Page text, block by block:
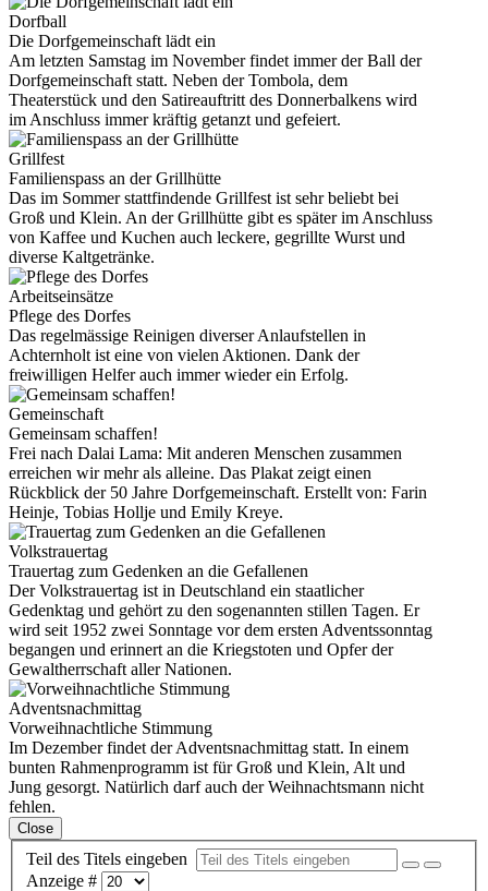
Dorfball
Die Dorfgemeinschaft lädt ein
Am letzten Samstag im November findet immer der Ball der
Dorfgemeinschaft statt. Neben der Tombola, dem
Theaterstück und den Satireauftritt des Donnerbalkens wird
im Anschluss immer kräftig getanzt und gefeiert.
Grillfest
Familienspass an der Grillhütte
Das im Sommer stattfindende Grillfest ist sehr beliebt bei
Groß und Klein. An der Grillhütte gibt es später im Anschluss
von Kaffee und Kuchen auch leckere, gegrillte Wurst und
diverse Kaltgetränke.
Arbeitseinsätze
Pflege des Dorfes
Das regelmässige Reinigen diverser Anlaufstellen in
Achternholt ist eine von vielen Aktionen. Dank der
freiwilligen Helfer auch immer wieder ein Erfolg.
Gemeinschaft
Gemeinsam schaffen!
Frei nach Dalai Lama: Mit anderen Menschen zusammen
erreichen wir mehr als alleine. Das Plakat zeigt einen
Rückblick der 50 Jahre Dorfgemeinschaft. Erstellt von: Farin
Heinje, Tobias Hollje und Emily Kreye.
Volkstrauertag
Trauertag zum Gedenken an die Gefallenen
Der Volkstrauertag ist in Deutschland ein staatlicher
Gedenktag und gehört zu den sogenannten stillen Tagen. Er
wird seit 1952 zwei Sonntage vor dem ersten Adventssonntag
begangen und erinnert an die Kriegstoten und Opfer der
Gewaltherrschaft aller Nationen.
Adventsnachmittag
Vorweihnachtliche Stimmung
Im Dezember findet der Adventsnachmittag statt. In einem
bunten Rahmenprogramm ist für Groß und Klein, Alt und
Jung gesorgt. Natürlich darf auch der Weihnachtsmann nicht
fehlen.
Close
Teil des Titels eingeben
Anzeige #